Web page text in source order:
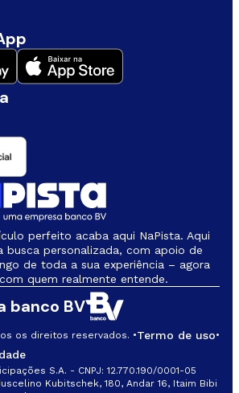
perfeito acaba aqui NaPista. Aqui
busca personalizada, com apoio de
de toda a sua experiência – agora
quem realmente entende.
os direitos reservados. •Termo de uso•
S.A. - CNPJ: 12.770.190/0001-05
Kubitschek, 180, Andar 16, Itaim Bibi
banco BV